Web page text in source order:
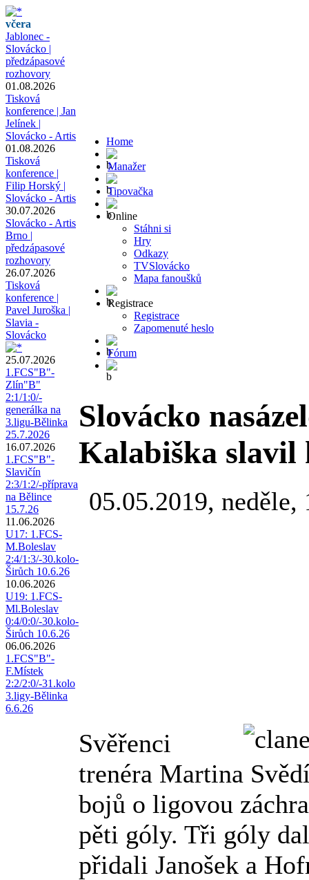
včera
Jablonec -
Slovácko |
předzápasové
rozhovory
01.08.2026
Tisková
konference | Jan
Jelínek |
Slovácko - Artis
01.08.2026
Tisková
konference |
Filip Horský |
Slovácko - Artis
30.07.2026
Slovácko - Artis
Brno |
předzápasové
rozhovory
26.07.2026
Tisková
konference |
Pavel Juroška |
Slavia -
Slovácko
25.07.2026
1.FCS"B"-
Zlín"B"
2:1/1:0/-
generálka na
3.ligu-Bělinka
25.7.2026
16.07.2026
1.FCS"B"-
Slavičín
2:3/1:2/-příprava
na Bělince
15.7.26
11.06.2026
U17: 1.FCS-
M.Boleslav
2:4/1:3/-30.kolo-
Širůch 10.6.26
10.06.2026
U19: 1.FCS-
Ml.Boleslav
0:4/0:0/-30.kolo-
Širůch 10.6.26
06.06.2026
1.FCS"B"-
F.Místek
2:2/2:0/-31.kolo
3.ligy-Bělinka
6.6.26
Home
Manažer
Tipovačka
Online
Stáhni si
Hry
Odkazy
TVSlovácko
Mapa fanoušků
Registrace
Registrace
Zapomenuté heslo
Fórum
Slovácko
Kalabiška
05.05.2019, neděle,
Svěřenci
trenéra Martina
bojů o ligovou
pěti góly. Tři góly
přidali Janošek a